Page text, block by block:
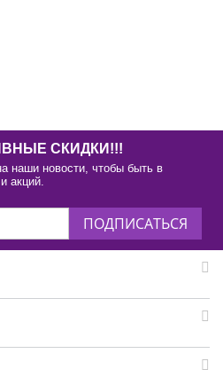
СКИДКИ!!!
наши новости, чтобы быть в
акций.
ПОДПИСАТЬСЯ